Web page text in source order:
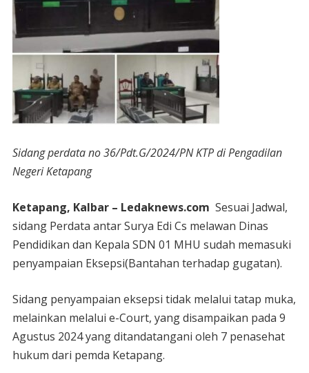
Sidang perdata no 36/Pdt.G/2024/PN KTP di Pengadilan
Negeri Ketapang
Ketapang, Kalbar – Ledaknews.com Sesuai Jadwal,
sidang Perdata antar Surya Edi Cs melawan Dinas
Pendidikan dan Kepala SDN 01 MHU sudah memasuki
penyampaian Eksepsi(Bantahan terhadap gugatan).
Sidang penyampaian eksepsi tidak melalui tatap muka,
melainkan melalui e-Court, yang disampaikan pada 9
Agustus 2024 yang ditandatangani oleh 7 penasehat
hukum dari pemda Ketapang.